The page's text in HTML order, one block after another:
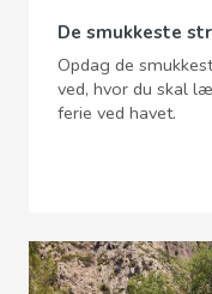
De smukkeste
Opdag de
ved, hvor du skal
ferie ved havet.